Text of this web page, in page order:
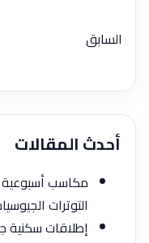
السابق
أحدث المقالات
مكاسب أسبوعية
التوترات
إطلاقات سكنية